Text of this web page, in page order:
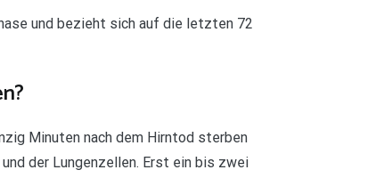
und bezieht sich auf die letzten 72
Minuten nach dem Hirntod sterben
der Lungenzellen. Erst ein bis zwei